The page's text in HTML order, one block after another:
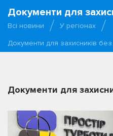
Документи для
Всі новини
У регіонах
Документи для захисників без
Документи для